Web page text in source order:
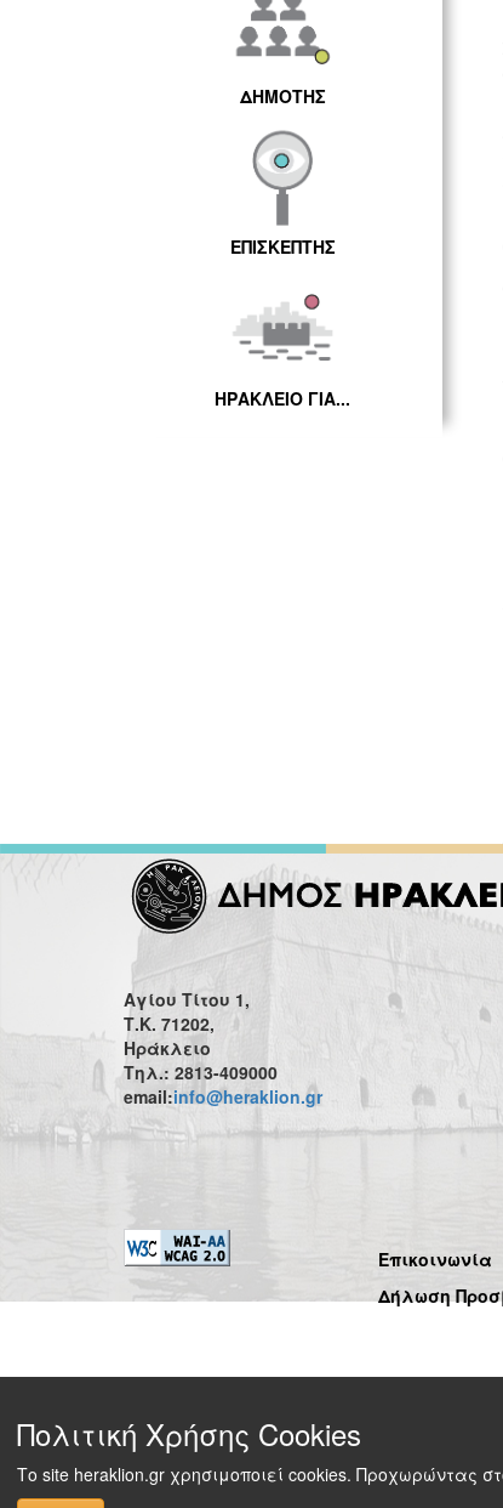
ΔΗΜΟΤΗΣ
ΕΠΙΣΚΕΠΤΗΣ
ΗΡΑΚΛΕΙΟ ΓΙΑ...
Αγίου Τίτου 1,
Τ.Κ. 71202,
Ηράκλειο
Τηλ.: 2813-409000
email:info@heraklion.gr
Επικοινωνία
Δήλωση
Πολιτική Χρήσης Cookies
Το site heraklion.gr χρησιμοποιεί cookies. Προχωρώντας